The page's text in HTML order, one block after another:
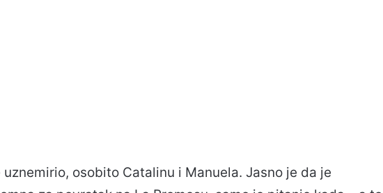
osobito Catalinu i Manuela. Jasno je da je